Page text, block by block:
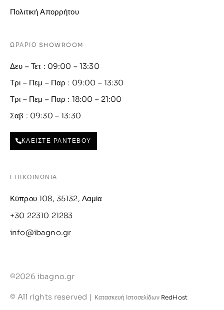
Πολιτική Απορρήτου
ΩΡΑΡΙΟ SHOWROOM
Δευ – Τετ : 09:00 – 13:30
Τρι – Πεμ – Παρ : 09:00 – 13:30
Τρι – Πεμ – Παρ : 18:00 – 21:00
Σαβ : 09:30 – 13:30
ΚΛΕΙΣΤΕ ΡΑΝΤΕΒΟΥ
ΕΠΙΚΟΙΝΩΝΙΑ
Κύπρου 108, 35132, Λαμία
+30 22310 21283
info@ibagno.gr
©2026 ibagno.gr
© All rights reserved | Κατασκευή Ιστοσελίδων RedHost